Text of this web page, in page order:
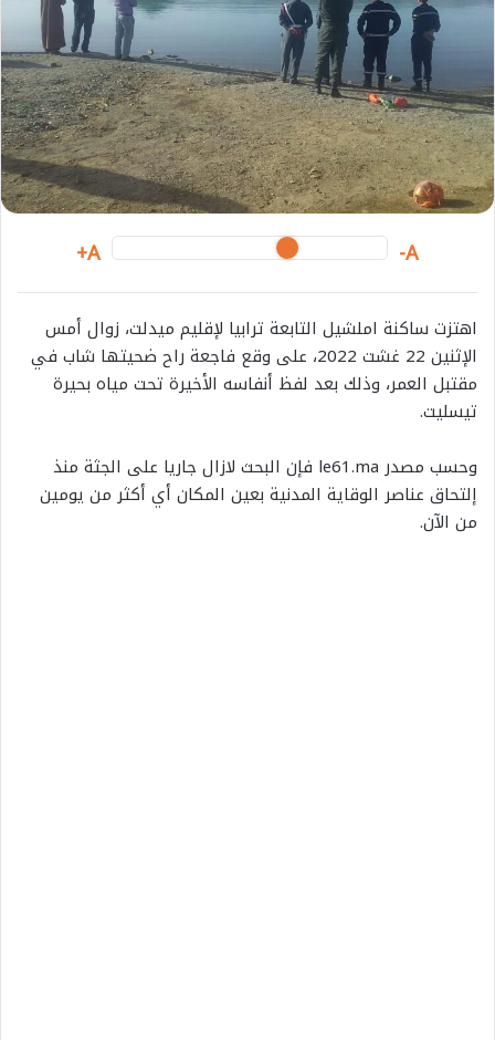
A-
A+
اهتزت ساكنة املشيل التابعة ترابيا لإقليم ميدلت، زوال أمس
الإثنين 22 غشت 2022، على وقع فاجعة راح ضحيتها شاب في
مقتبل العمر، وذلك بعد لفظ أنفاسه الأخيرة تحت مياه بحيرة
تيسليت.
وحسب مصدر le61.ma فإن البحث لازال جاريا على الجثة منذ
إلتحاق عناصر الوقاية المدنية بعين المكان أي أكثر من يومين
من الآن.